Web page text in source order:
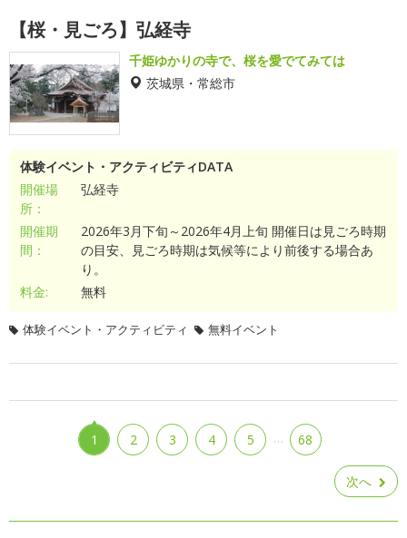
【桜・見ごろ】弘経寺
千姫ゆかりの寺で、桜を愛でてみては
茨城県・常総市
体験イベント・アクティビティDATA
開催場
所：
弘経寺
開催期
間：
2026年3月下旬～2026年4月上旬 開催日は見ごろ時期
の目安、見ごろ時期は気候等により前後する場合あ
り。
料金:
無料
体験イベント・アクティビティ 無料イベント
1 2 3 4 5 … 68
次へ